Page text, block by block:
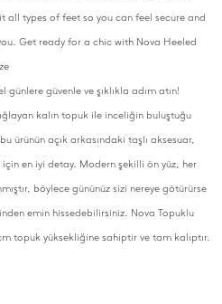
all types of feet so you can feel secure and
Get ready for a chic with Nova Heeled
günlere güvenle ve şıklıkla adım atın!
kalın topuk ile inceliğin buluştuğu
ürünün açık arkasındaki taşlı aksesuar,
en iyi detay. Modern şekilli ön yüz, her
böylece gününüz sizi nereye götürürse
emin hissedebilirsiniz. Nova Topuklu
topuk yüksekliğine sahiptir ve tam kalıptır.